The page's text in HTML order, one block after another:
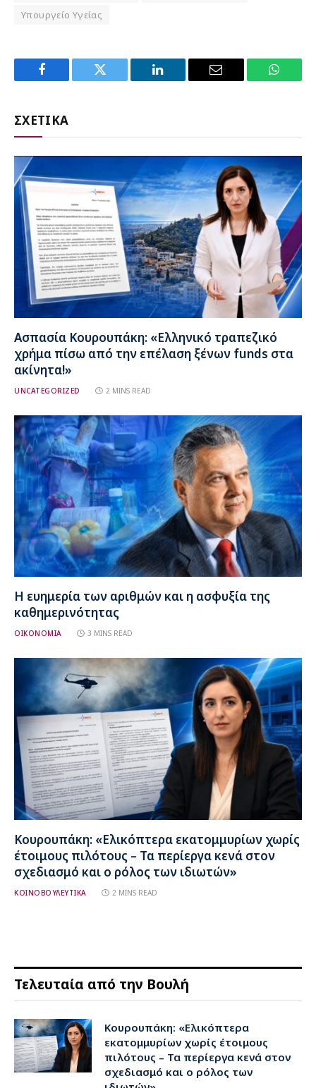
Υπουργείο Υγείας
Facebook Twitter LinkedIn Email
ΣΧΕΤΙΚΑ
Ασπασία Κουρουπάκη: «Ελληνικό τραπεζικό
χρήμα πίσω από την επέλαση ξένων funds στα
ακίνητα!»
UNCATEGORIZED 2 MINS READ
Η ευημερία των αριθμών και η ασφυξία της
καθημερινότητας
ΟΙΚΟΝΟΜΙΑ 3 MINS READ
Κουρουπάκη: «Ελικόπτερα εκατομμυρίων χωρίς
έτοιμους πιλότους – Τα περίεργα κενά στον
σχεδιασμό και ο ρόλος των ιδιωτών»
ΚΟΙΝΟΒΟΥΛΕΥΤΙΚΑ 2 MINS READ
Τελευταία από την Βουλή
Κουρουπάκη: «Ελικόπτερα
εκατομμυρίων χωρίς έτοιμους
πιλότους – Τα περίεργα κενά στον
σχεδιασμό και ο ρόλος των